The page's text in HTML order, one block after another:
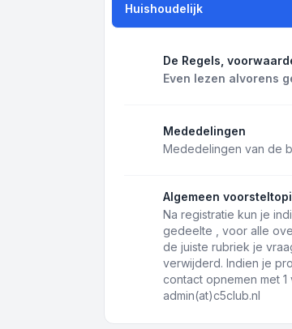
Huishoudelijk
De Regels,
Even lezen alvorens
Mededelingen
Mededelingen van de
Algemeen
Na registratie kun je
gedeelte , voor alle
de juiste rubriek je
verwijderd. Indien je
contact opnemen met
admin(at)c5club.nl